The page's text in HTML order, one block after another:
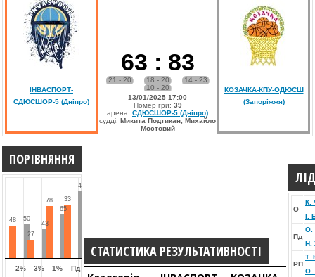
ІНВАСПОРТ-
СДЮСШОР-5 (Дніпро)
63 : 83
21 - 20 18 - 20
14 - 23
10 - 20
13/01/2025 17:00
Номер гри: 39
арена: СДЮСШОР-5 (Дніпро)
судді: Микита Подтикан, Михайло
Мостовий
КОЗАЧКА-КПУ-ОДЮСШ
(Запоріжжя)
ПОРІВНЯННЯ
48 50
2%
27
43
3%
78
65
1%
33
41
Пд
СТАТИСТИКА РЕЗУЛЬТАТИВНОСТІ
О
К.
І.
Пд
О.
Н.
РП
Т.
О.